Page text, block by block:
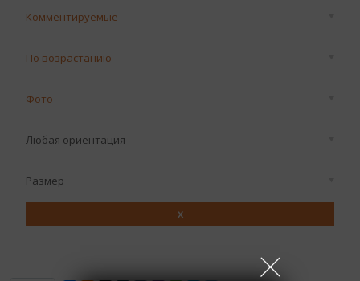
Комментируемые
По возрастанию
Фото
Любая ориентация
Размер
x